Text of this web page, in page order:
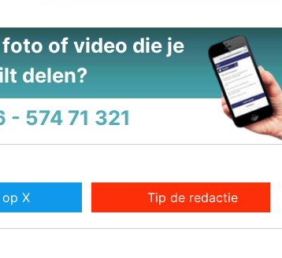
of video die je
delen?
- 574 71 321
X Tip de redactie